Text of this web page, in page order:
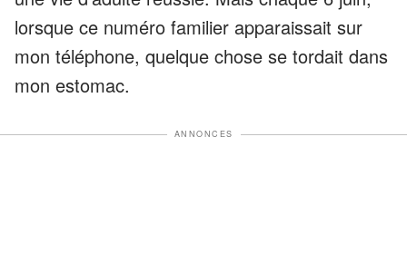
lorsque ce numéro familier apparaissait sur
mon téléphone, quelque chose se tordait dans
mon estomac.
ANNONCES